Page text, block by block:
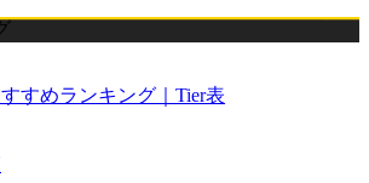
すめランキング｜Tier表